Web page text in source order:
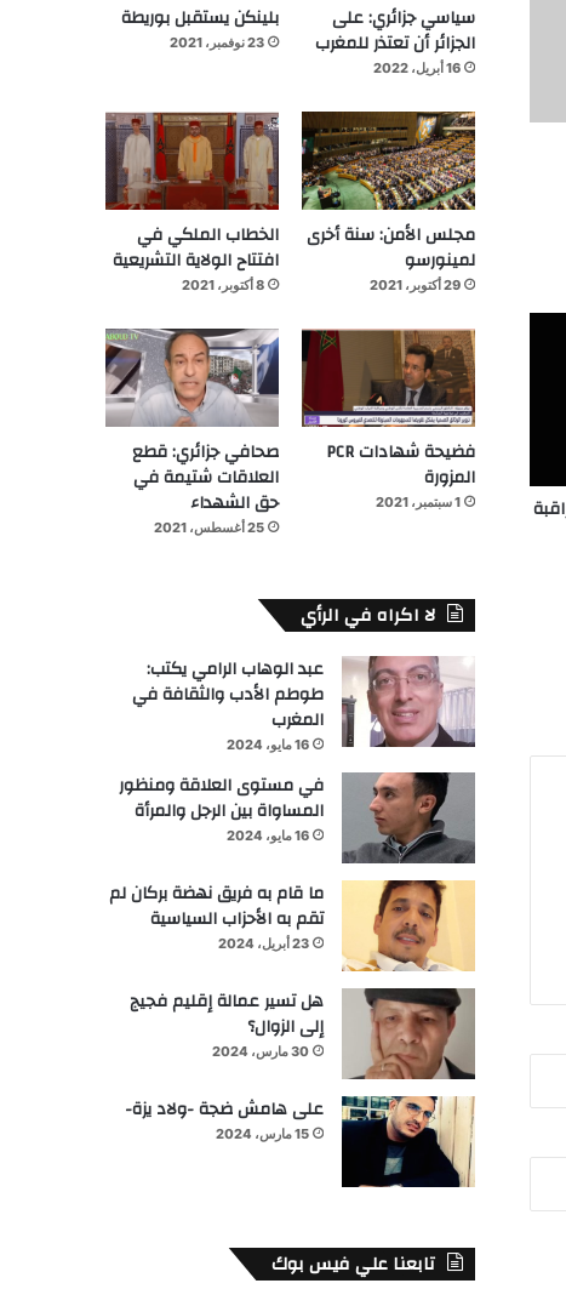
سياسي جزائري: على
الجزائر أن تعتذر للمغرب
16 أبريل، 2022
بلينكن يستقبل بوريطة
23 نوفمبر، 2021
مجلس الأمن: سنة أخرى
لمينورسو
29 أكتوبر، 2021
الخطاب الملكي في
افتتاح الولاية التشريعية
8 أكتوبر، 2021
فضيحة شهادات PCR
المزورة
1 سبتمبر، 2021
صحافي جزائري: قطع
العلاقات شتيمة في
حق الشهداء
25 أغسطس، 2021
لا اكراه في الرأي
عبد الوهاب الرامي يكتب:
طوطم الأدب والثقافة في
المغرب
16 مايو، 2024
في مستوى العلاقة ومنظور
المساواة بين الرجل والمرأة
16 مايو، 2024
ما قام به فريق نهضة بركان لم
تقم به الأحزاب السياسية
23 أبريل، 2024
هل تسير عمالة إقليم فجيج
إلى الزوال؟
30 مارس، 2024
على هامش ضجة -ولاد يزة-
15 مارس، 2024
تابعنا علي فيس بوك